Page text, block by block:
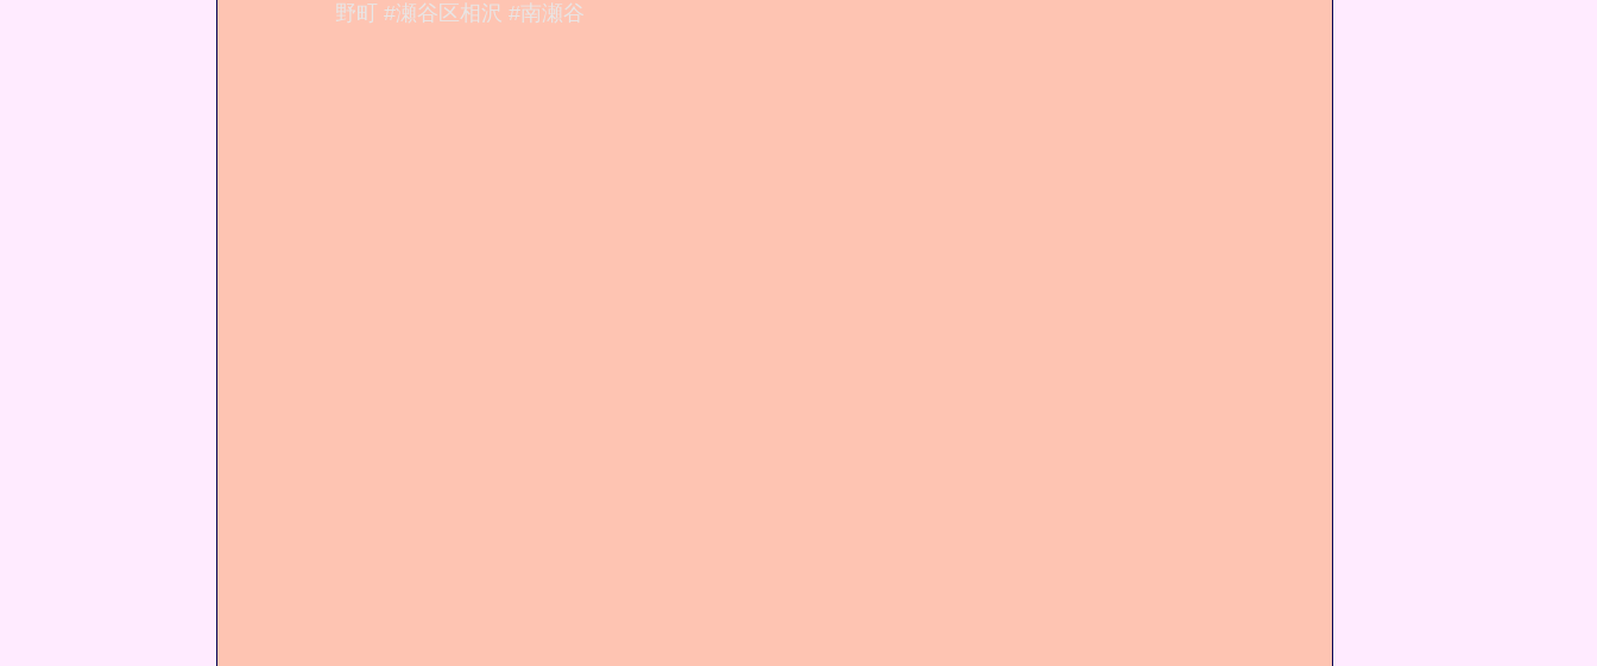
野町
#瀬谷区相沢 #南瀬谷